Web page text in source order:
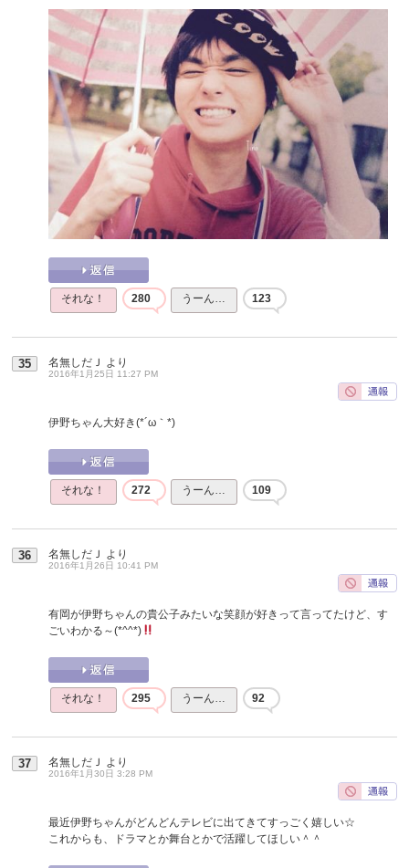
それな！ 280 うーん… 123
35 名無しだＪ より
2016年1月25日 11:27 PM
伊野ちゃん大好き(*´ω｀*)
それな！ 272 うーん… 109
36 名無しだＪ より
2016年1月26日 10:41 PM
有岡が伊野ちゃんの貴公子みたいな笑顔が好きって言ってたけど、す
ごいわかる～(*^^*)
それな！ 295 うーん… 92
37 名無しだＪ より
2016年1月30日 3:28 PM
最近伊野ちゃんがどんどんテレビに出てきてすっごく嬉しい☆
これからも、ドラマとか舞台とかで活躍してほしい＾＾